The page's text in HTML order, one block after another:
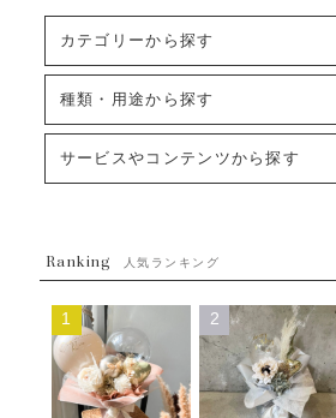
カテゴリーから探す
卓上タイプバルーン
ブーケタイプバルーン
ムーンリットバルーン
コンフェッティバルーン
フリンジバルーン
種類・用途から探す
お誕生日
開店・周年祝い
発表会・劇場
サービスやコンテンツから探す
発送について
Q&A
メッセージカード・電報について
オーダーメイドについて
Ranking 人気ランキング
1 2